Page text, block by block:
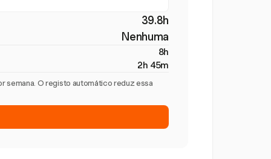
39.8h
Nenhuma
8h
2h 45m
semana. O registo automático reduz essa